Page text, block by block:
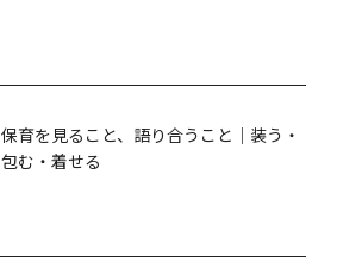
保育を見ること、語り合うこと｜装う・
包む・着せる